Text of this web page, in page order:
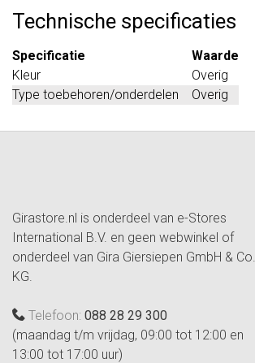
Technische specificaties
Specificatie
Waarde
Kleur
Overig
Type toebehoren/onderdelen
Overig
Girastore.nl is onderdeel van e-Stores
International B.V. en geen webwinkel of
onderdeel van Gira Giersiepen GmbH & Co.
KG.
Telefoon: 088 28 29 300
(maandag t/m vrijdag, 09:00 tot 12:00 en
13:00 tot 17:00 uur)